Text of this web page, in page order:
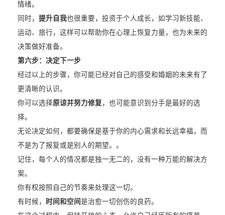
情绪。
同时， 提升自我也很重要，投资于个人成长，如学习新技能、
运动、旅行，这样可以帮助你在心理上恢复力量，也为未来的
决策做好准备。
第六步：决定下一步
经过以上的步骤，你可能已经对自己的感受和婚姻的未来有了
更清晰的认识。
你可以选择原谅并努力修复 ，也可能意识到分手是最好的选
择。
无论决定如何，都要确保是基于你的内心需求和长远幸福，而
不是为了报复或是别人的期望。。
记住，每个人的情况都是独一无二的，没有一种万能的解决方
案。
你有权按照自己的节奏来处理这一切。
有时候，
时间和空间 是治愈一切创伤的良药。